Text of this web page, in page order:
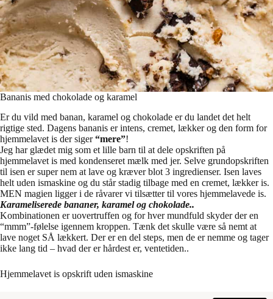
Bananis med chokolade og karamel
Er du vild med banan, karamel og chokolade er du landet det helt
rigtige sted. Dagens bananis er intens, cremet, lækker og den form for
hjemmelavet is der siger“mere”!
Jeg har glædet mig som et lille barn til at dele opskriften på
hjemmelavet is med kondenseret mælk med jer. Selve grundopskriften
til isen er super nem at lave og kræver blot 3 ingredienser. Isen laves
helt uden ismaskine og du står stadig tilbage med en cremet, lækker is.
MEN magien ligger i de råvarer vi tilsætter til vores hjemmelavede is.
Karameliserede bananer, karamel og chokolade..
Kombinationen er uovertruffen og for hver mundfuld skyder der en
“mmm”-følelse igennem kroppen. Tænk det skulle være så nemt at
lave noget SÅ lækkert. Der er en del steps, men de er nemme og tager
ikke lang tid – hvad der er hårdest er, ventetiden..
Hjemmelavet is opskrift uden ismaskine